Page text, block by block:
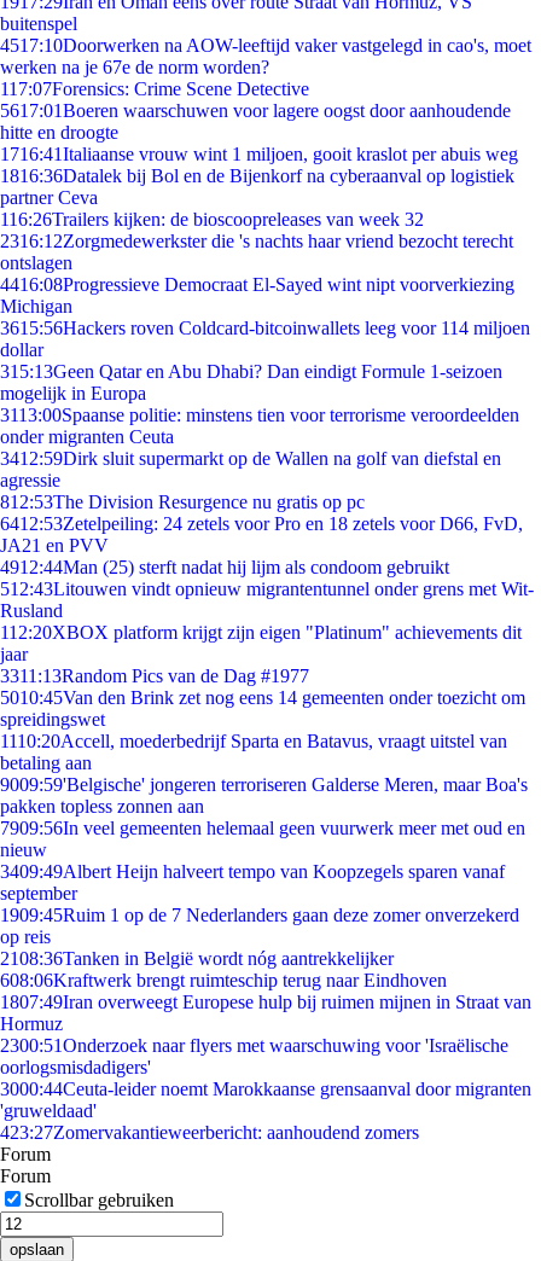
buitenspel
4517:10Doorwerken na AOW-leeftijd vaker vastgelegd in cao's, moet
werken na je 67e de norm worden?
117:07Forensics: Crime Scene Detective
5617:01Boeren waarschuwen voor lagere oogst door aanhoudende
hitte en droogte
1716:41Italiaanse vrouw wint 1 miljoen, gooit kraslot per abuis weg
1816:36Datalek bij Bol en de Bijenkorf na cyberaanval op logistiek
partner Ceva
116:26Trailers kijken: de bioscoopreleases van week 32
2316:12Zorgmedewerkster die 's nachts haar vriend bezocht terecht
ontslagen
4416:08Progressieve Democraat El-Sayed wint nipt voorverkiezing
Michigan
3615:56Hackers roven Coldcard-bitcoinwallets leeg voor 114 miljoen
dollar
315:13Geen Qatar en Abu Dhabi? Dan eindigt Formule 1-seizoen
mogelijk in Europa
3113:00Spaanse politie: minstens tien voor terrorisme veroordeelden
onder migranten Ceuta
3412:59Dirk sluit supermarkt op de Wallen na golf van diefstal en
agressie
812:53The Division Resurgence nu gratis op pc
6412:53Zetelpeiling: 24 zetels voor Pro en 18 zetels voor D66, FvD,
JA21 en PVV
4912:44Man (25) sterft nadat hij lijm als condoom gebruikt
512:43Litouwen vindt opnieuw migrantentunnel onder grens met Wit-
Rusland
112:20XBOX platform krijgt zijn eigen "Platinum" achievements dit
jaar
3311:13Random Pics van de Dag #1977
5010:45Van den Brink zet nog eens 14 gemeenten onder toezicht om
spreidingswet
1110:20Accell, moederbedrijf Sparta en Batavus, vraagt uitstel van
betaling aan
9009:59'Belgische' jongeren terroriseren Galderse Meren, maar Boa's
pakken topless zonnen aan
7909:56In veel gemeenten helemaal geen vuurwerk meer met oud en
nieuw
3409:49Albert Heijn halveert tempo van Koopzegels sparen vanaf
september
1909:45Ruim 1 op de 7 Nederlanders gaan deze zomer onverzekerd
op reis
2108:36Tanken in België wordt nóg aantrekkelijker
608:06Kraftwerk brengt ruimteschip terug naar Eindhoven
1807:49Iran overweegt Europese hulp bij ruimen mijnen in Straat van
Hormuz
2300:51Onderzoek naar flyers met waarschuwing voor 'Israëlische
oorlogsmisdadigers'
3000:44Ceuta-leider noemt Marokkaanse grensaanval door migranten
'gruweldaad'
423:27Zomervakantieweerbericht: aanhoudend zomers
Forum
Forum
Scrollbar gebruiken
opslaan